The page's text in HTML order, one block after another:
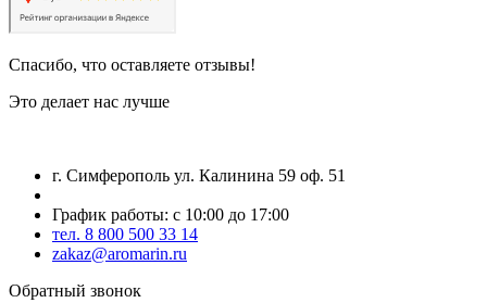
Спасибо, что оставляете отзывы!
Это делает нас лучше
г. Симферополь ул. Калинина 59 оф. 51
График работы: с 10:00 до 17:00
тел. 8 800 500 33 14
zakaz@aromarin.ru
Обратный звонок